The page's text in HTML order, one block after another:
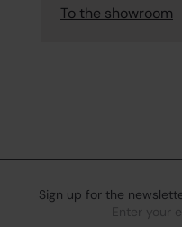
To the showroom
Sign up for the
Enter your